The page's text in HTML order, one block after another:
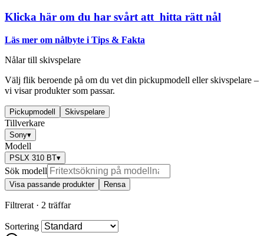
Klicka här om du har svårt att hitta rätt nål
Läs mer om nålbyte i Tips & Fakta
Nålar till skivspelare
Välj flik beroende på om du vet din pickupmodell eller skivspelare –
vi visar produkter som passar.
Pickupmodell Skivspelare
Tillverkare
Sony▾
Modell
PSLX 310 BT▾
Sök modell
Visa passande produkter Rensa
Filtrerat · 2 träffar
Sortering